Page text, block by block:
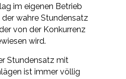
im eigenen Betrieb
wahre Stundensatz
von der Konkurrenz
wird.
Stundensatz mit
ist immer völlig